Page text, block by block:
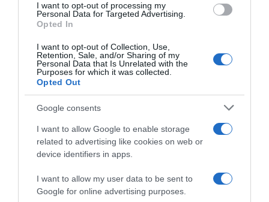
I want to opt-out of processing my
Personal Data for Targeted Advertising.
Opted In
I want to opt-out of Collection, Use,
Retention, Sale, and/or Sharing of my
Personal Data that Is Unrelated with the
Purposes for which it was collected.
Opted Out
Google consents
I want to allow Google to enable storage
related to advertising like cookies on web or
device identifiers in apps.
I want to allow my user data to be sent to
Google for online advertising purposes.
HASONLÓ BEJEGYZÉSEK
2026-08-08.